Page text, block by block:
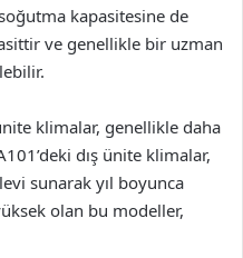
kapasitesine de
ve genellikle bir uzman
klimalar, genellikle daha
dış ünite klimalar,
sunarak yıl boyunca
olan bu modeller,